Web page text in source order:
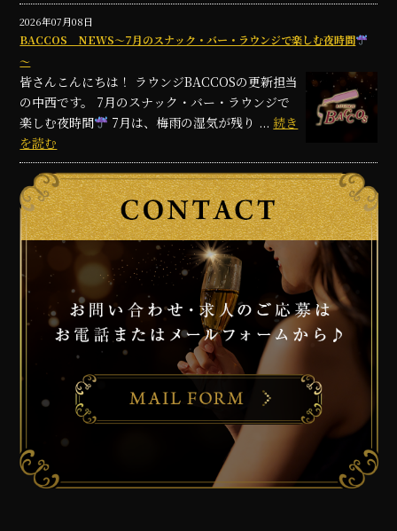
2026年07月08日
BACCOS NEWS～7月のスナック・バー・ラウンジで楽しむ夜時間
～
皆さんこんにちは！ ラウンジBACCOSの更新担当
の中西です。 7月のスナック・バー・ラウンジで
楽しむ夜時間
7月は、梅雨の湿気が残り ... 続き
を読む